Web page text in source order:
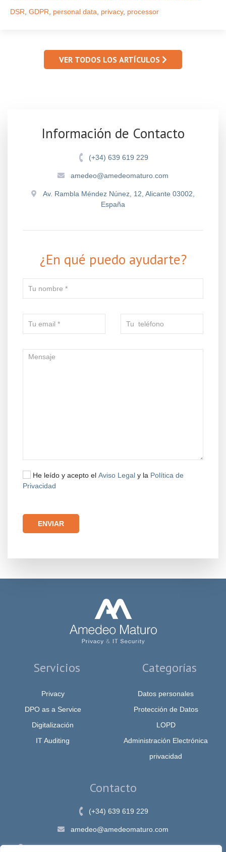
DSR GDPR personal data privacy, processor
VER TODOS LOS ARTÍCULOS
Información de Contacto
(+34) 639 619 229
amedeo@amedeomaturo.com
Av. Rambla Méndez Núnez, 12, Alicante 03002,
España
¿En qué puedo ayudarte?
He leído y acepto el Aviso Legal y la Política de
Privacidad
Servicios
Privacy
DPO as a Service
Digitalización
IT Auditing
Categorías
Datos personales
Protección de Datos
LOPD
Administración Electrónica
privacidad
Contacto
(+34) 639 619 229
amedeo@amedeomaturo.com
Av. Rambla Méndez Núnez, 12, Alicante 03002, España